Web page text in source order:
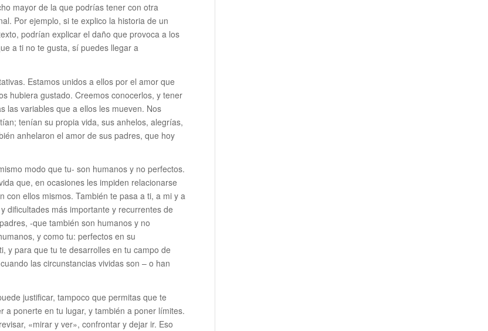
mayor de la que podrías tener con otra
Por ejemplo, si te explico la historia de un
podrían explicar el daño que provoca a los
a ti no te gusta, sí puedes llegar a
Estamos unidos a ellos por el amor que
hubiera gustado. Creemos conocerlos, y tener
las variables que a ellos les mueven. Nos
tenían su propia vida, sus anhelos, alegrías,
anhelaron el amor de sus padres, que hoy
modo que tu- son humanos y no perfectos.
que, en ocasiones les impiden relacionarse
con ellos mismos. También te pasa a ti, a mi y a
dificultades más importante y recurrentes de
-que también son humanos y no
y como tu: perfectos en su
y para que tu te desarrolles en tu campo de
las circunstancias vividas son – o han
justificar, tampoco que permitas que te
a ponerte en tu lugar, y también a poner límites.
«mirar y ver», confrontar y dejar ir. Eso